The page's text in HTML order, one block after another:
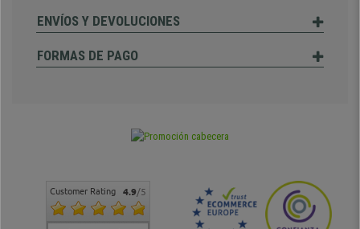
ENVÍOS Y DEVOLUCIONES
FORMAS DE PAGO
Customer Rating 4.9/5